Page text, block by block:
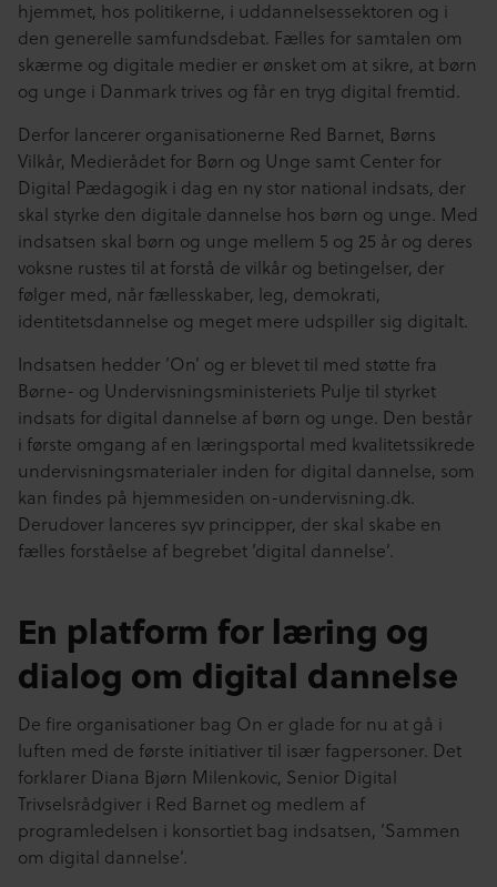
hjemmet, hos politikerne, i uddannelsessektoren og i
den generelle samfundsdebat. Fælles for samtalen om
skærme og digitale medier er ønsket om at sikre, at børn
og unge i Danmark trives og får en tryg digital fremtid.
Derfor lancerer organisationerne Red Barnet, Børns
Vilkår, Medierådet for Børn og Unge samt Center for
Digital Pædagogik i dag en ny stor national indsats, der
skal styrke den digitale dannelse hos børn og unge. Med
indsatsen skal børn og unge mellem 5 og 25 år og deres
voksne rustes til at forstå de vilkår og betingelser, der
følger med, når fællesskaber, leg, demokrati,
identitetsdannelse og meget mere udspiller sig digitalt.
Indsatsen hedder ’On’ og er blevet til med støtte fra
Børne- og Undervisningsministeriets Pulje til styrket
indsats for digital dannelse af børn og unge. Den består
i første omgang af en læringsportal med kvalitetssikrede
undervisningsmaterialer inden for digital dannelse, som
kan findes på hjemmesiden on-undervisning.dk.
Derudover lanceres syv principper, der skal skabe en
fælles forståelse af begrebet ’digital dannelse’.
En platform for læring og
dialog om digital dannelse
De fire organisationer bag On er glade for nu at gå i
luften med de første initiativer til især fagpersoner. Det
forklarer Diana Bjørn Milenkovic, Senior Digital
Trivselsrådgiver i Red Barnet og medlem af
programledelsen i konsortiet bag indsatsen, ’Sammen
om digital dannelse’.